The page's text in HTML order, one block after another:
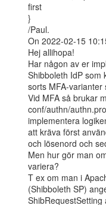
first
}
/Paul.
On 2022-02-15
Hej allihopa!
Har någon av er
Shibboleth IdP som
sorts MFA-
Vid MFA så brukar
conf/authn/
implementera
att kräva först
och lösenord och
Men hur gör man
variera?
T ex om man i
(Shibboleth SP)